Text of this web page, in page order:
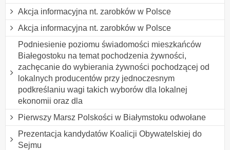
Akcja informacyjna nt. zarobków w Polsce
Akcja informacyjna nt. zarobków w Polsce
Podniesienie poziomu świadomości mieszkańców
Białegostoku na temat pochodzenia żywności,
zachęcanie do wybierania żywności pochodzącej od
lokalnych producentów przy jednoczesnym
podkreślaniu wagi takich wyborów dla lokalnej
ekonomii oraz dla
Pierwszy Marsz Polskości w Białymstoku odwołane
Prezentacja kandydatów Koalicji Obywatelskiej do
Sejmu